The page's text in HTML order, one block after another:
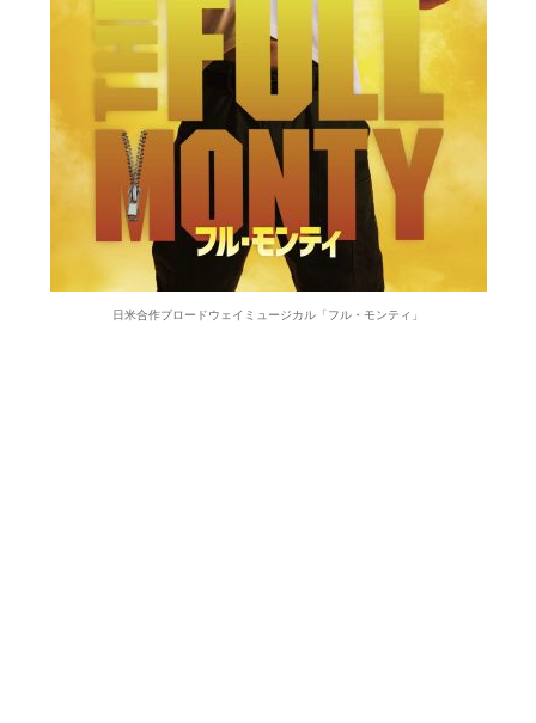
日米合作ブロードウェイミュージカル「フル・モンティ」